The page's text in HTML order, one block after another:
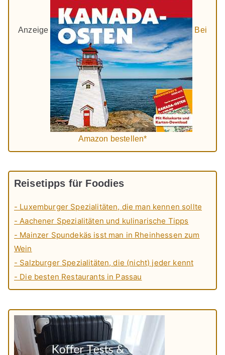
Anzeige Bei
Amazon bestellen*
Reisetipps für Foodies
- Luxemburger Spezialitäten, die man kennen sollte
- Aachener Spezialitäten und kulinarische Tipps
- Mainzer Spundekäs isst man in Rheinhessen zum
Wein
- Salzburger Spezialitäten, die (nicht) jeder kennt
- Die besten Restaurants in Passau